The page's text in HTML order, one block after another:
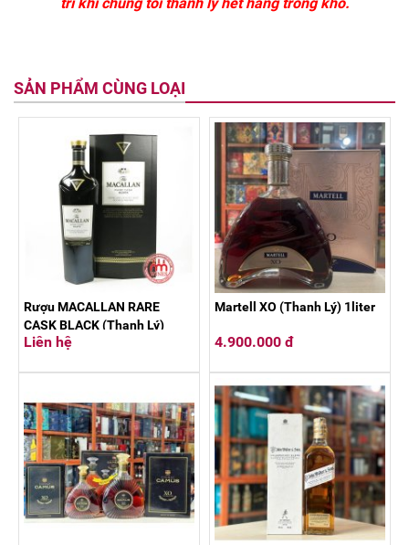
SẢN PHẨM CÙNG LOẠI
Rượu MACALLAN RARE
CASK BLACK (Thanh Lý)
Liên hệ
Martell XO (Thanh Lý) 1liter
4.900.000 đ